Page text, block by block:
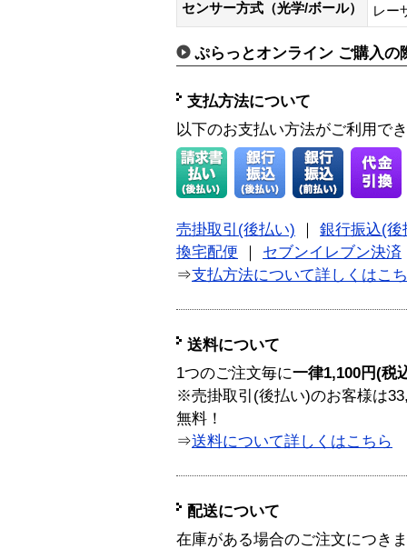
センサー方式（光学/ボール）
レー
ぷらっとオンライン ご購入の
支払方法について
以下のお支払い方法がご利用で
売掛取引(後払い) ｜ 銀行振込(後
換宅配便 ｜ セブンイレブン決済
⇒支払方法について詳しくはこ
送料について
1つのご注文毎に一律1,100円(税
※売掛取引(後払い)のお客様は
無料！
⇒送料について詳しくはこちら
配送について
在庫がある場合のご注文につき